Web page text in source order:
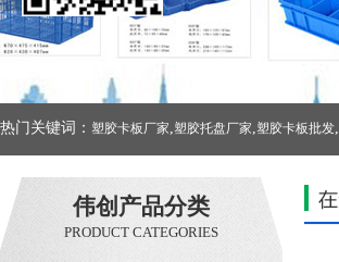
热门关键词： 塑胶卡板厂家,塑胶托盘厂家,塑胶卡板批发,
伟创产品分类
PRODUCT CATEGORIES